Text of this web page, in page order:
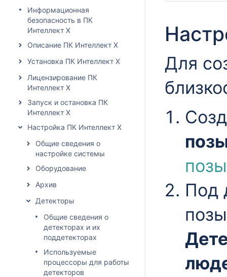
Информационная
безопасность в ПК
Интеллект X
Описание ПК Интеллект X
Установка ПК Интеллект X
Лицензирование ПК
Интеллект X
Запуск и остановка ПК
Интеллект X
Настройка ПК Интеллект X
Общие сведения о
настройке системы
Оборудование
Архив
Детекторы
Общие сведения о
детекторах и их
поддетекторах
Используемые
процессоры для работы
детекторов
Для
позы
Под